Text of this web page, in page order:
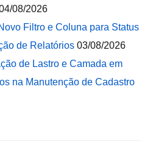
08/2026
Filtro e Coluna para Status
de Relatórios 03/08/2026
de Lastro e Camada em
na Manutenção de Cadastro